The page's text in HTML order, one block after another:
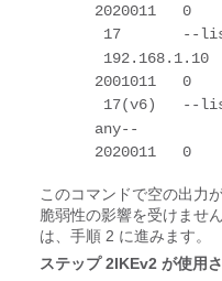
2020011   0
17
2001011   0
17(v6)   --
any--
2020011   0
このコマンドで空の出力
脆弱性の影響を受けませ
は、手順 2 に進みます。
ステップ 2IKEv2 が使用